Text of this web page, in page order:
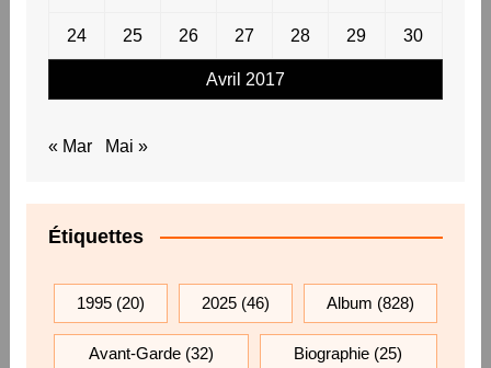
Avril 2017
24 25 26 27 28 29 30
« Mar Mai »
Étiquettes
1995(20) 2025 (46) Album (828)
Avant-Garde(32) Biographie (25)